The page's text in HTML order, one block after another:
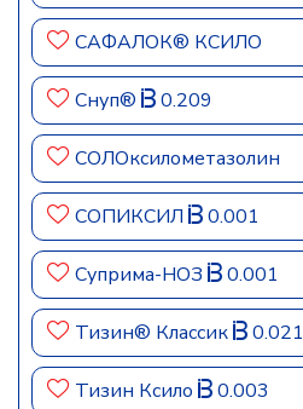
САФАЛОК® КСИЛО
Снуп® 0.209
СОЛОксилометазолин
СОПИКСИЛ 0.001
Суприма-НОЗ 0.001
Тизин® Классик 0.021
Тизин Ксило 0.003